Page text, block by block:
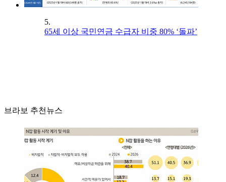
5.
65세 이상 국민연금 수급자 비중 80% ‘돌파’
브라보 추천뉴스